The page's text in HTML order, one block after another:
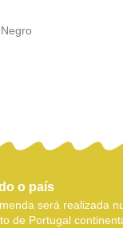
o país
será realizada
de Portugal